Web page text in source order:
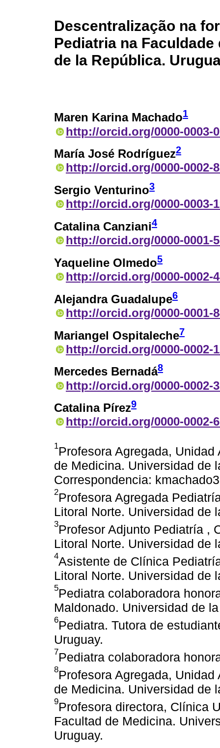
Descentralização na
Pediatria na
de la República.
Maren Karina Machado1
http://orcid.org/0000-0003-
María José Rodríguez2
http://orcid.org/0000-0002-
Sergio Venturino3
http://orcid.org/0000-0003-
Catalina Canziani4
http://orcid.org/0000-0001-
Yaqueline Olmedo5
http://orcid.org/0000-0002-
Alejandra Guadalupe6
http://orcid.org/0000-0001-
Mariangel Ospitaleche7
http://orcid.org/0000-0002-
Mercedes Bernadá8
http://orcid.org/0000-0002-
Catalina Pírez9
http://orcid.org/0000-0002-
1Profesora Agregada, Unidad
de Medicina. Universidad de
Correspondencia:
2Profesora Agregada
Litoral Norte. Universidad de
3Profesor Adjunto Pediatría ,
Litoral Norte. Universidad de
4Asistente de Clínica
Litoral Norte. Universidad de
5Pediatra colaboradora
Maldonado. Universidad de
6Pediatra. Tutora de
Uruguay.
7Pediatra colaboradora
8Profesora Agregada, Unidad
de Medicina. Universidad de
9Profesora directora, Clínica
Facultad de Medicina.
Uruguay.